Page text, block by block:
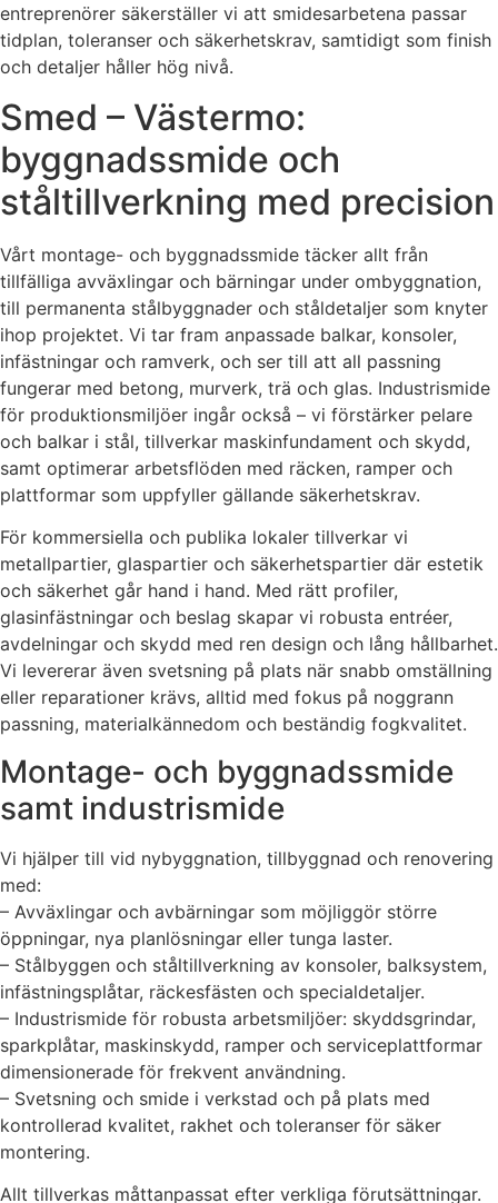
entreprenörer säkerställer vi att smidesarbetena passar
tidplan, toleranser och säkerhetskrav, samtidigt som finish
och detaljer håller hög nivå.
Smed – Västermo:
byggnadssmide och
ståltillverkning med precision
Vårt montage- och byggnadssmide täcker allt från
tillfälliga avväxlingar och bärningar under ombyggnation,
till permanenta stålbyggnader och ståldetaljer som knyter
ihop projektet. Vi tar fram anpassade balkar, konsoler,
infästningar och ramverk, och ser till att all passning
fungerar med betong, murverk, trä och glas. Industrismide
för produktionsmiljöer ingår också – vi förstärker pelare
och balkar i stål, tillverkar maskinfundament och skydd,
samt optimerar arbetsflöden med räcken, ramper och
plattformar som uppfyller gällande säkerhetskrav.
För kommersiella och publika lokaler tillverkar vi
metallpartier, glaspartier och säkerhetspartier där estetik
och säkerhet går hand i hand. Med rätt profiler,
glasinfästningar och beslag skapar vi robusta entréer,
avdelningar och skydd med ren design och lång hållbarhet.
Vi levererar även svetsning på plats när snabb omställning
eller reparationer krävs, alltid med fokus på noggrann
passning, materialkännedom och beständig fogkvalitet.
Montage- och byggnadssmide
samt industrismide
Vi hjälper till vid nybyggnation, tillbyggnad och renovering
med:
– Avväxlingar och avbärningar som möjliggör större
öppningar, nya planlösningar eller tunga laster.
– Stålbyggen och ståltillverkning av konsoler, balksystem,
infästningsplåtar, räckesfästen och specialdetaljer.
– Industrismide för robusta arbetsmiljöer: skyddsgrindar,
sparkplåtar, maskinskydd, ramper och serviceplattformar
dimensionerade för frekvent användning.
– Svetsning och smide i verkstad och på plats med
kontrollerad kvalitet, rakhet och toleranser för säker
montering.
Allt tillverkas måttanpassat efter verkliga förutsättningar.